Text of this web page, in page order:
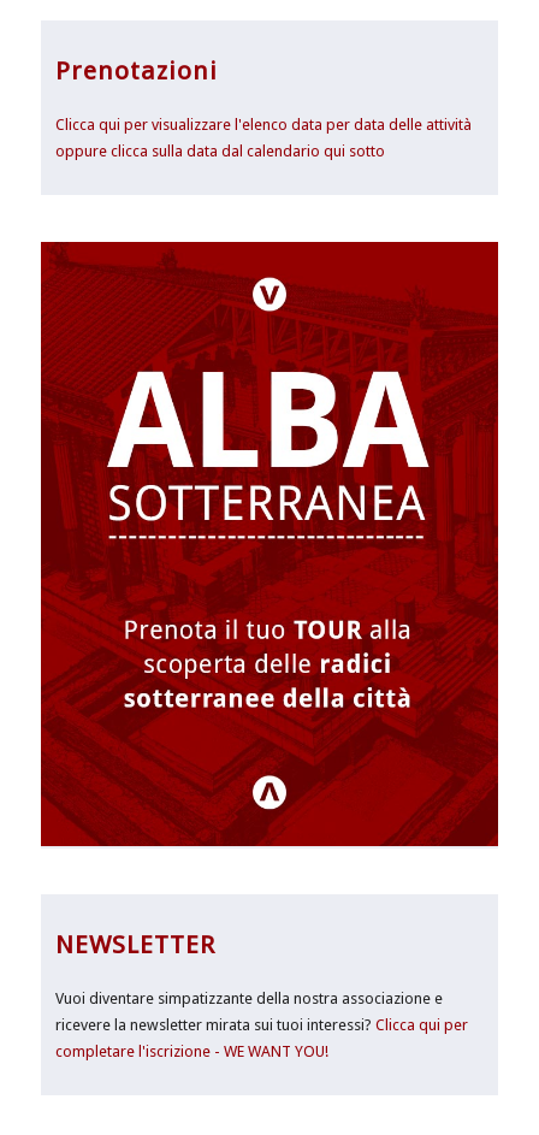
Prenotazioni
Clicca qui per visualizzare l'elenco data per data delle attività
oppure clicca sulla data dal calendario qui sotto
NEWSLETTER
Vuoi diventare simpatizzante della nostra associazione e
ricevere la newsletter mirata sui tuoi interessi?Clicca qui per
completare l'iscrizione - WE WANT YOU!